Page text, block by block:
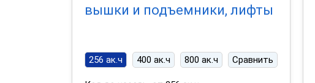
вышки и подъемники, лифты
256 ак.ч 400 ак.ч 800 ак.ч Сравнить